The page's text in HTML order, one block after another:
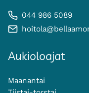
044 986 5089
Aukioloajat
Maanantai